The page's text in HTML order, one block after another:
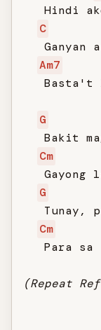
Hindi
C
Ganyan
Am7
Basta't
G
Bakit
Cm
Gayong
G
Tunay,
Cm
Para sa
(Repeat